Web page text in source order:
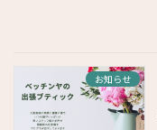
お知らせ